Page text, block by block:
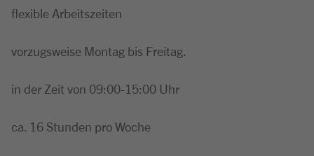
flexible Arbeitszeiten
vorzugsweise Montag bis Freitag.
in der Zeit von 09:00-15:00 Uhr
ca. 16 Stunden pro Woche